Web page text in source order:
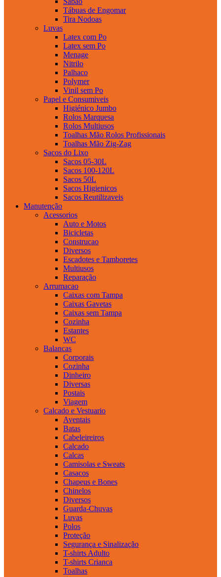
Tábuas de Engomar
Tira Nodoas
Luvas
Latex com Po
Latex sem Po
Menage
Nitrilo
Palhaco
Polymer
Vinil sem Po
Papel e Consumiveis
Higiénico Jumbo
Rolos Marquesa
Rolos Multiusos
Toalhas Mão Rolos Profissionais
Toalhas Mão Zig-Zag
Sacos do Lixo
Sacos 05-30L
Sacos 100-120L
Sacos 50L
Sacos Higienicos
Sacos Reutilizaveis
Manutenção
Acessorios
Auto e Motos
Bicicletas
Construcao
Diversos
Escadotes e Tamboretes
Multiusos
Reparação
Arrumacao
Caixas com Tampa
Caixas Gavetas
Caixas sem Tampa
Cozinha
Estantes
WC
Balancas
Corporais
Cozinha
Dinheiro
Diversas
Postais
Viagem
Calcado e Vestuario
Aventais
Batas
Cabeleireiros
Calcado
Calcas
Camisolas e Sweats
Casacos
Chapeus e Bones
Chinelos
Diversos
Guarda-Chuvas
Luvas
Polos
Proteção
Segurança e Sinalização
T-shirts Adulto
T-shirts Crianca
Toalhas